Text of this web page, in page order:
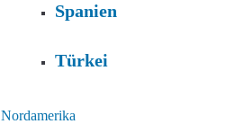
Spanien
Türkei
Nordamerika